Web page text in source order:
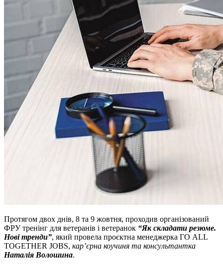
Протягом двох днів, 8 та 9 жовтня, проходив організований
ФРУ тренінг для ветеранів і ветеранок “Як складати резюме.
Нові тренди”, який провела проєктна менеджерка ГО ALL
TOGETHER JOBS, кар’єрна коучиня та консультантка
Наталія Волошина.